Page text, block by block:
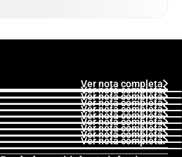
Ver nota completa
Ver nota completa
Ver nota completa
Ver nota completa
Ver nota completa
Ver nota completa
Ver nota completa
Ver nota completa
Ver nota completa
Ver nota completa